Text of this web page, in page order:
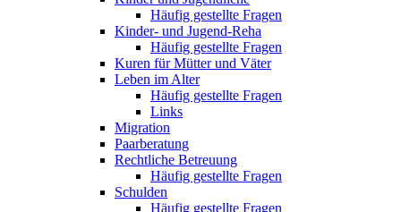
Häufig gestellte Fragen
Kinder- und Jugend-Reha
Häufig gestellte Fragen
Kuren für Mütter und Väter
Leben im Alter
Häufig gestellte Fragen
Links
Migration
Paarberatung
Rechtliche Betreuung
Häufig gestellte Fragen
Schulden
Häufig gestellte Fragen